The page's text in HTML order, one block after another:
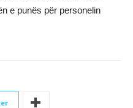
e punës për personelin